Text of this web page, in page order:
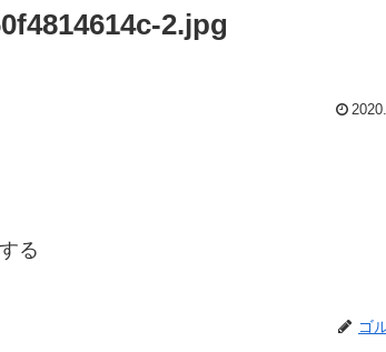
2.jpg
る
ゴ